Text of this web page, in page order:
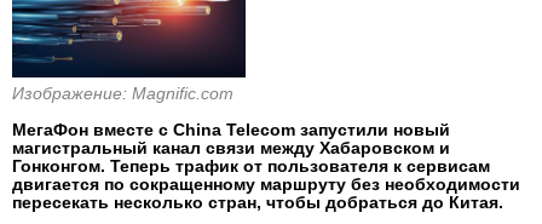
Изображение: Magnific.com
МегаФон вместе с China Telecom запустили новый
магистральный канал связи между Хабаровском и
Гонконгом. Теперь трафик от пользователя к сервисам
двигается по сокращенному маршруту без необходимости
пересекать несколько стран, чтобы добраться до Китая.